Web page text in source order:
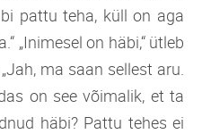
pattu teha, küll on aga
„Inimesel on häbi,“ ütleb
ma saan sellest aru.
on see võimalik, et ta
häbi? Pattu tehes ei